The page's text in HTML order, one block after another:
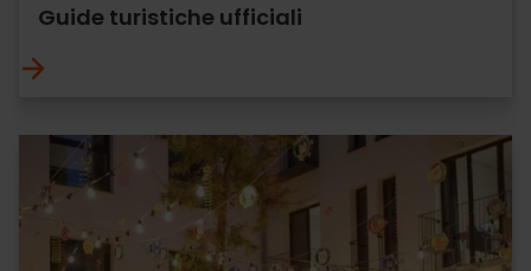
Guide turistiche ufficiali